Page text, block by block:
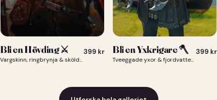
Bli en Hövding ⚔️
Vargskinn, ringbrynja & sköld — du som nordisk krigsherre ⚔️
399 kr Bli en Yxkrigare 🪓
Tveeggade yxor & fjordvatten bakom dig 🪓
399 kr